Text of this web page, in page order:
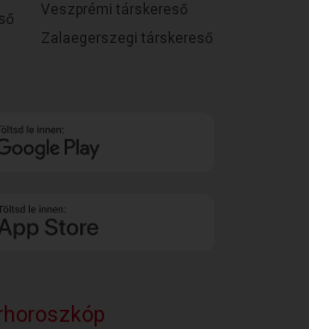
Veszprémi társkereső
Zalaegerszegi társkereső